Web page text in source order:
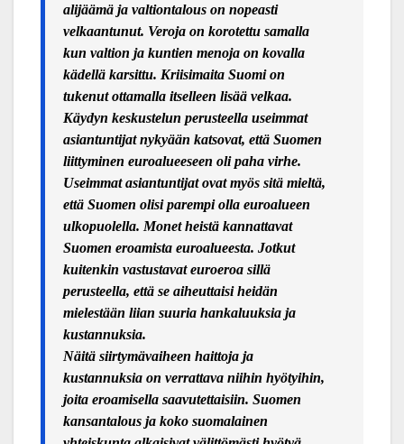
alijäämä ja valtiontalous on nopeasti
velkaantunut. Veroja on korotettu samalla
kun valtion ja kuntien menoja on kovalla
kädellä karsittu. Kriisimaita Suomi on
tukenut ottamalla itselleen lisää velkaa.
Käydyn keskustelun perusteella useimmat
asiantuntijat nykyään katsovat, että Suomen
liittyminen euroalueeseen oli paha virhe.
Useimmat asiantuntijat ovat myös sitä mieltä,
että Suomen olisi parempi olla euroalueen
ulkopuolella. Monet heistä kannattavat
Suomen eroamista euroalueesta. Jotkut
kuitenkin vastustavat euroeroa sillä
perusteella, että se aiheuttaisi heidän
mielestään liian suuria hankaluuksia ja
kustannuksia.
Näitä siirtymävaiheen haittoja ja
kustannuksia on verrattava niihin hyötyihin,
joita eroamisella saavutettaisiin. Suomen
kansantalous ja koko suomalainen